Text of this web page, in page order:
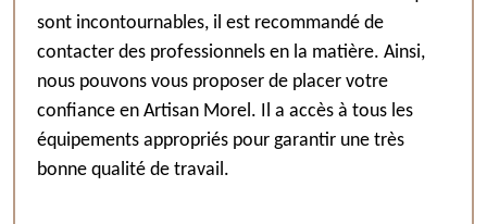
sont incontournables, il est recommandé de
contacter des professionnels en la matière. Ainsi,
nous pouvons vous proposer de placer votre
confiance en Artisan Morel. Il a accès à tous les
équipements appropriés pour garantir une très
bonne qualité de travail.